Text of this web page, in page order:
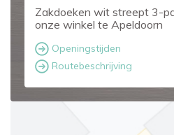
Zakdoeken wit streept 3-
onze winkel te Apeldoorn
Openingstijden
Routebeschrijving